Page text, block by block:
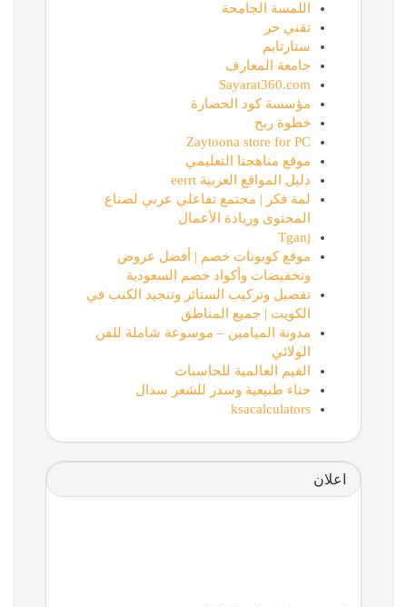
اللمسة الجامحة
تقني حر
ستارتايم
جامعة المعارف
Sayarat360.com
مؤسسة كود الحضارة
خطوة ربح
Zaytoona store for PC
موقع مناهجنا التعليمي
دليل المواقع العربية eerrt
لمة فكر | مجتمع تفاعلي عربي لصناع
المحتوى وريادة الأعمال
Tganj
موقع كوبونات خصم | أفضل عروض
وتخفيضات وأكواد خصم السعودية
تفصيل وتركيب الستائر وتنجيد الكنب في
الكويت | جميع المناطق
مدونة الميامين – موسوعة شاملة للفن
الولائي
القيم العالمية للحاسبات
حناء طبيعية وسدر للشعر سدال
ksacalculators
اعلان